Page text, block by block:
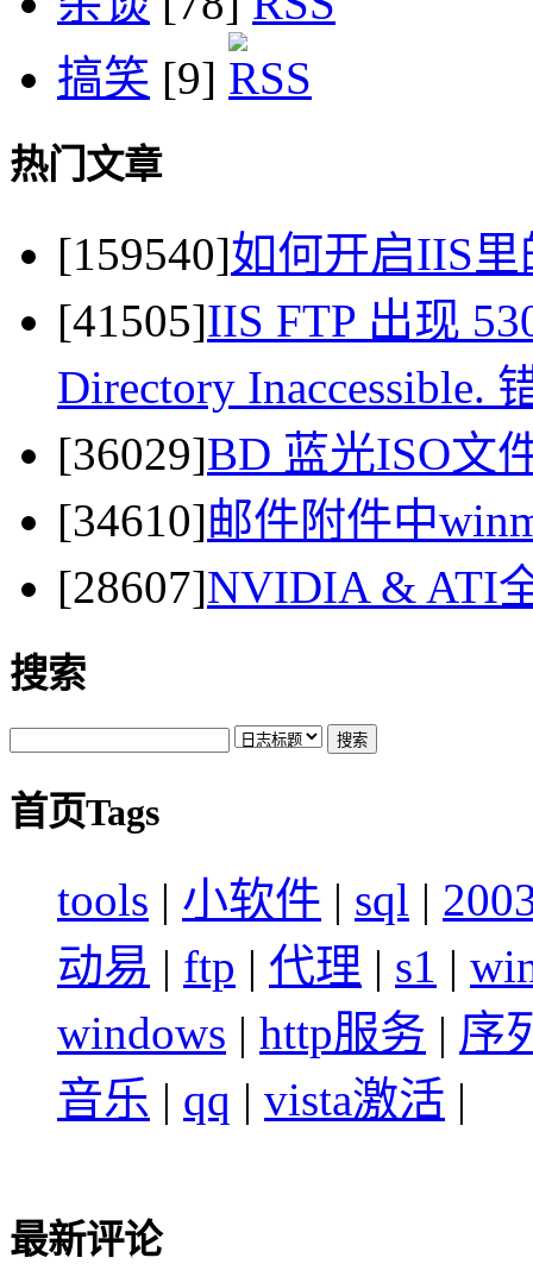
搞笑 [9]
热门文章
[159540]如何开启IIS里
[41505]IIS FTP 出现
Directory Inaccessible.
[36029]BD 蓝光ISO文
[34610]邮件附件中
[28607]NVIDIA & ATI
搜索
首页Tags
tools | 小软件 | sql |
动易 | ftp | 代理 | s1 |
windows | http服务 | 序
音乐 | qq | vista激活 |
最新评论